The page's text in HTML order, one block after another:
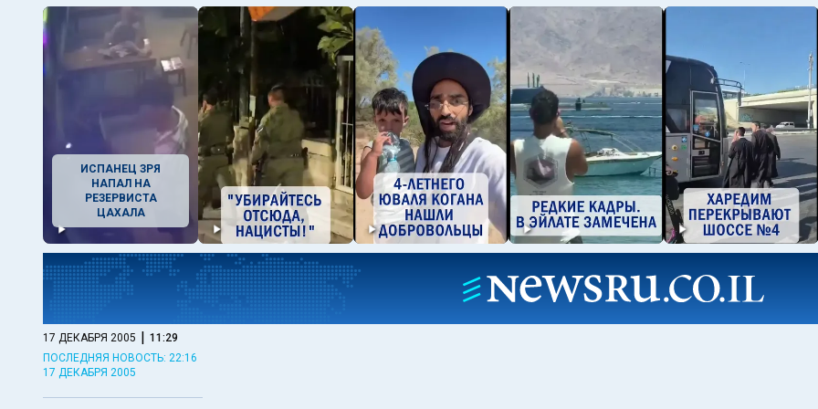
ИСПАНЕЦ ЗРЯ
НАПАЛ НА
РЕЗЕРВИСТА
ЦАХАЛА
17 ДЕКАБРЯ 2005 | 11:29
ПОСЛЕДНЯЯ НОВОСТЬ: 22:16
17 ДЕКАБРЯ 2005